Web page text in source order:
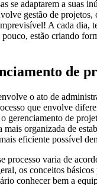
se adaptarem a suas
gestão de projetos,
A cada dia,
estão criando
de
o ato de
que envolve
o gerenciamento de
organizada de
eficiente possível
processo varia de
os conceitos básicos
conhecer bem a